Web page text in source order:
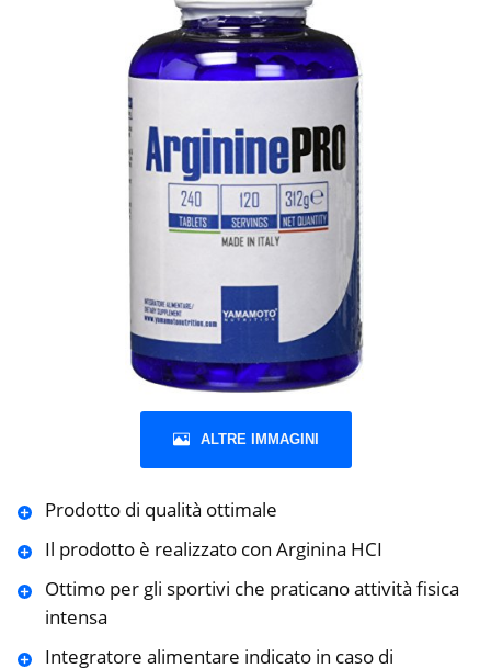
ALTRE IMMAGINI
Prodotto di qualità ottimale
Il prodotto è realizzato con Arginina HCI
Ottimo per gli sportivi che praticano attività fisica
intensa
Integratore alimentare indicato in caso di